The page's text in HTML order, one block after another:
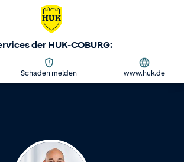
der HUK-COBURG:
Schaden melden www.huk.de